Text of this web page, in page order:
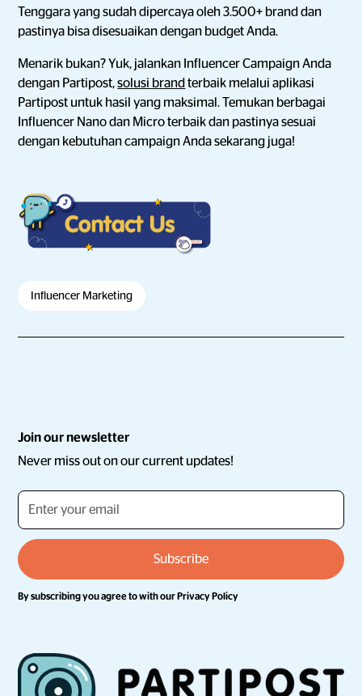
Tenggara yang sudah dipercaya oleh 3.500+ brand dan
pastinya bisa disesuaikan dengan budget Anda.
Menarik bukan? Yuk, jalankan Influencer Campaign Anda
dengan Partipost,solusi brand terbaik melalui aplikasi
Partipost untuk hasil yang maksimal. Temukan berbagai
Influencer Nano dan Micro terbaik dan pastinya sesuai
dengan kebutuhan campaign Anda sekarang juga!
Influencer Marketing
Join our newsletter
Never miss out on our current updates!
By subscribing you agree to with ourPrivacy Policy